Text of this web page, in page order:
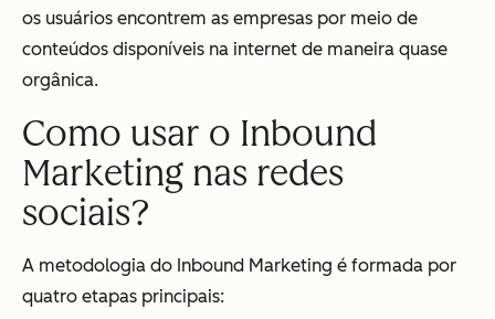
os usuários encontrem as empresas por meio de
conteúdos disponíveis na internet de maneira quase
orgânica.
Como usar o Inbound
Marketing nas redes
sociais?
A metodologia do Inbound Marketing é formada por
quatro etapas principais: